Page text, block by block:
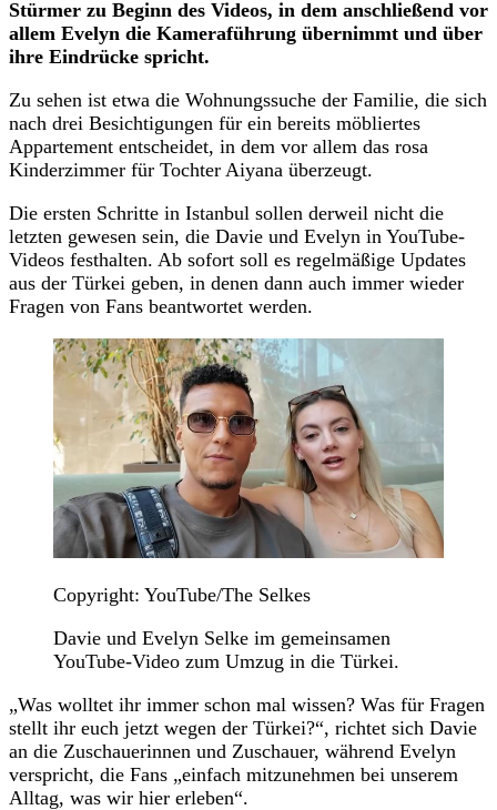
Stürmer zu Beginn des Videos, in dem anschließend vor
allem Evelyn die Kameraführung übernimmt und über
ihre Eindrücke spricht.
Zu sehen ist etwa die Wohnungssuche der Familie, die sich
nach drei Besichtigungen für ein bereits möbliertes
Appartement entscheidet, in dem vor allem das rosa
Kinderzimmer für Tochter Aiyana überzeugt.
Die ersten Schritte in Istanbul sollen derweil nicht die
letzten gewesen sein, die Davie und Evelyn in YouTube-
Videos festhalten. Ab sofort soll es regelmäßige Updates
aus der Türkei geben, in denen dann auch immer wieder
Fragen von Fans beantwortet werden.
Copyright: YouTube/The Selkes
Davie und Evelyn Selke im gemeinsamen
YouTube-Video zum Umzug in die Türkei.
„Was wolltet ihr immer schon mal wissen? Was für Fragen
stellt ihr euch jetzt wegen der Türkei?“, richtet sich Davie
an die Zuschauerinnen und Zuschauer, während Evelyn
verspricht, die Fans „einfach mitzunehmen bei unserem
Alltag, was wir hier erleben“.